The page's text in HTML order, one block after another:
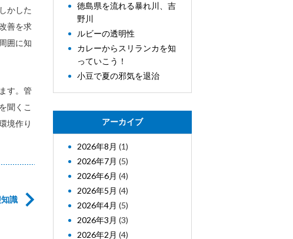
かした
善を求
囲に知
す。管
聞くこ
境作り
識
徳島県を流れる暴れ川、吉
野川
ルビーの透明性
カレーからスリランカを知
っていこう！
小豆で夏の邪気を退治
アーカイブ
2026年8月 (1)
2026年7月 (5)
2026年6月 (4)
2026年5月 (4)
2026年4月 (5)
2026年3月 (3)
2026年2月 (4)